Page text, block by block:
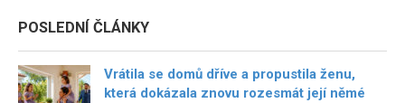
POSLEDNÍ ČLÁNKY
Vrátila se domů dříve a propustila ženu,
která dokázala znovu rozesmát její němé